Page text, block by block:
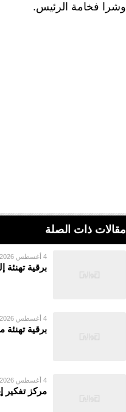
وشرا فخامة الرئيس.
مقالات ذات الصلة
4 أغسطس 2026
برقية
4 أغسطس 2026
برقية
4 أغسطس 2026
مركز تفكير